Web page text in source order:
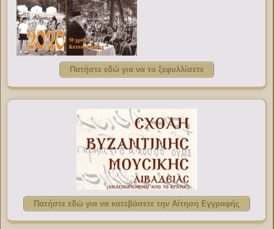
Πατήστε εδώ για να το ξεφυλλίσετε
Πατήστε εδώ για να κατεβάσετε την Αίτηση Εγγραφής